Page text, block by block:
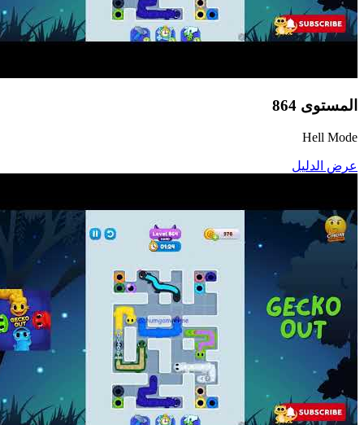
المستوى 864
Hell Mode
عرض الدليل